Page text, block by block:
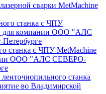
сварки MetMachine
станка с ЧПУ MetMachine
ООО "АЛС СЕВЕРО-